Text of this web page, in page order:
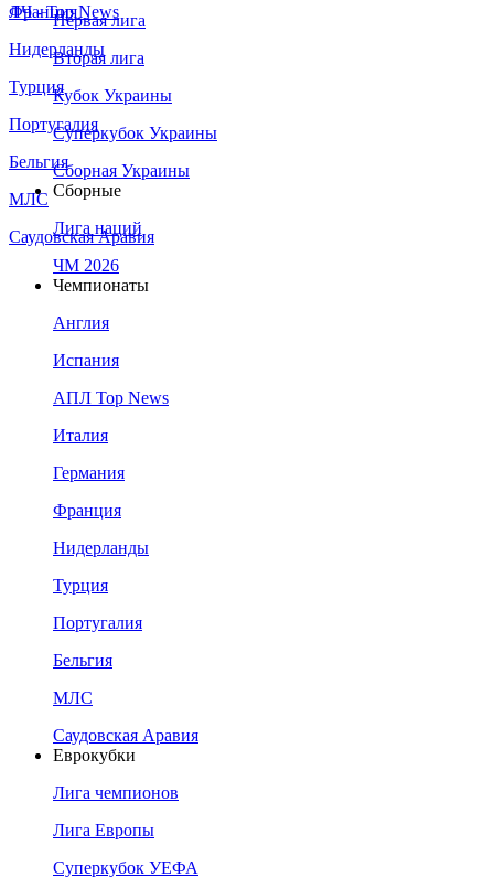
Франция
Нидерланды
Турция
Португалия
Бельгия
МЛС
Саудовская Аравия
ЛЧ - Top News
Первая лига
Вторая лига
Кубок Украины
Суперкубок Украины
Сборная Украины
Сборные
Лига наций
ЧМ 2026
Чемпионаты
Англия
Испания
АПЛ Top News
Италия
Германия
Франция
Нидерланды
Турция
Португалия
Бельгия
МЛС
Саудовская Аравия
Еврокубки
Лига чемпионов
Лига Европы
Суперкубок УЕФА